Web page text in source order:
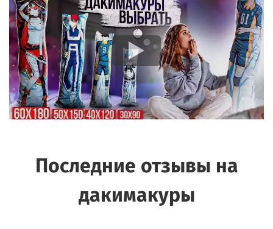
Последние отзывы на
дакимакуры